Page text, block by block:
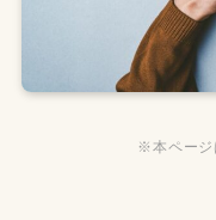
※本ページ